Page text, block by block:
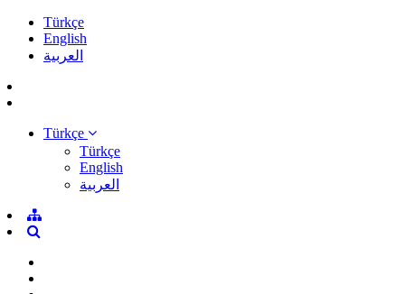
Türkçe
English
العربية
Türkçe
Türkçe
English
العربية